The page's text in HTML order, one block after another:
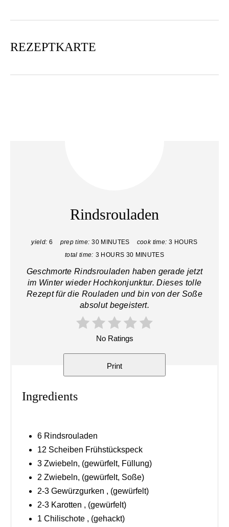
REZEPTKARTE
Rindsrouladen
yield: 6 prep time: 30 MINUTES cook time: 3 HOURS
total time: 3 HOURS 30 MINUTES
Geschmorte Rindsrouladen haben gerade jetzt
im Winter wieder Hochkonjunktur. Dieses tolle
Rezept für die Rouladen und bin von der Soße
absolut begeistert.
No Ratings
Print
Ingredients
6 Rindsrouladen
12 Scheiben Frühstückspeck
3 Zwiebeln, (gewürfelt, Füllung)
2 Zwiebeln, (gewürfelt, Soße)
2-3 Gewürzgurken , (gewürfelt)
2-3 Karotten , (gewürfelt)
1 Chilischote , (gehackt)